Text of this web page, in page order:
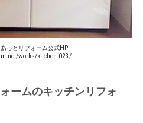
っとリフォーム公式HP
works/kitchen-023/
ームのキッチンリフォ